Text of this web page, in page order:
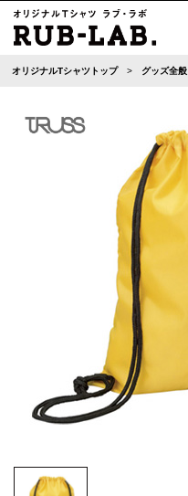
オリジナルTシャツトップ グッズ全般